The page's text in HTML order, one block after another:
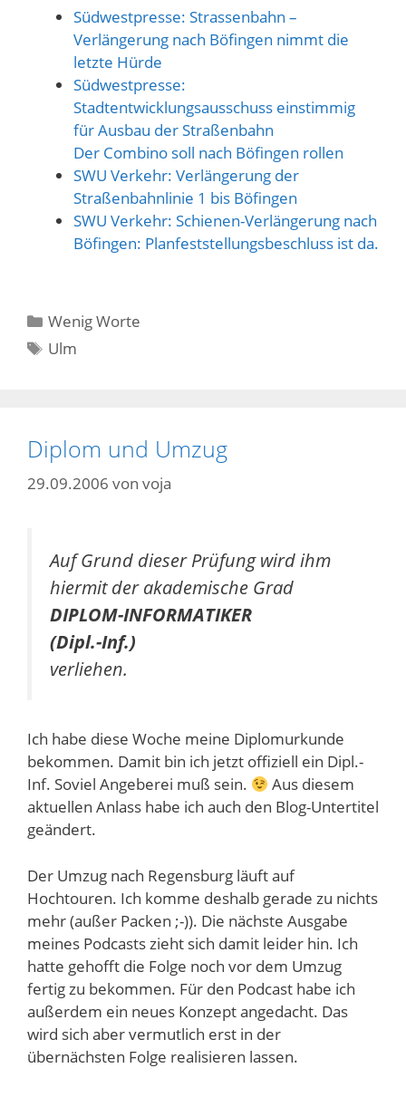
Südwestpresse: Strassenbahn –
Verlängerung nach Böfingen nimmt die
letzte Hürde
Südwestpresse:
Stadtentwicklungsausschuss einstimmig
für Ausbau der Straßenbahn
Der Combino soll nach Böfingen rollen
SWU Verkehr: Verlängerung der
Straßenbahnlinie 1 bis Böfingen
SWU Verkehr: Schienen-Verlängerung nach
Böfingen: Planfeststellungsbeschluss ist da.
Kategorien
Wenig Worte
Schlagwörter
Ulm
Diplom und Umzug
29.09.2006 von voja
Auf Grund dieser Prüfung wird ihm
hiermit der akademische Grad
DIPLOM-INFORMATIKER
(Dipl.-Inf.)
verliehen.
Ich habe diese Woche meine Diplomurkunde
bekommen. Damit bin ich jetzt offiziell ein Dipl.-
Inf. Soviel Angeberei muß sein.
Aus diesem
aktuellen Anlass habe ich auch den Blog-Untertitel
geändert.
Der Umzug nach Regensburg läuft auf
Hochtouren. Ich komme deshalb gerade zu nichts
mehr (außer Packen ;-)). Die nächste Ausgabe
meines Podcasts zieht sich damit leider hin. Ich
hatte gehofft die Folge noch vor dem Umzug
fertig zu bekommen. Für den Podcast habe ich
außerdem ein neues Konzept angedacht. Das
wird sich aber vermutlich erst in der
übernächsten Folge realisieren lassen.